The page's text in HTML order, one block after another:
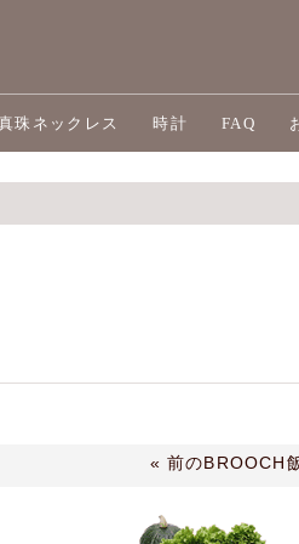
珠ネックレス 時計 FAQ
« 前のBROOCH